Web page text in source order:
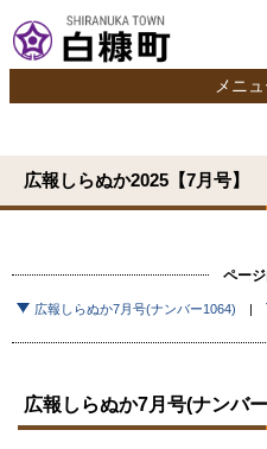
文
へ
ュ
へ
行
政
報
メニ
広報しらぬか2025【7月号】
ペー
広報しらぬか7月号(ナンバー1064)
広報しらぬか7月号(ナンバ